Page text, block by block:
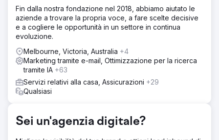
basata sull'intelligenza artificiale per raggiungere gli
acquirenti con un alto intento di acquisto, ricostruito il
funnel di sviluppo delle email per migliorare la
fidelizzazione, ottimizzato gli annunci Google e Meta per
un ROI migliore e integrato HubSpot CRM per una visibilità
completa della pipeline di vendita e un monitoraggio delle
prestazioni.
Risultato
In sei mesi, le vendite online sono aumentate del 109%,
cliente ha ottenuto informazioni sulle vendite in tempo
reale, consentendo un processo decisionale più rapido e
Fin dalla nostra fondazione nel 2018, abbiamo aiutato le
aziende a trovare la propria voce, a fare scelte decisive
e a cogliere le opportunità in un settore in continua
evoluzione.
Melbourne, Victoria, Australia +4
Marketing tramite e-mail, Ottimizzazione per la ricerca
tramite IA +63
Servizi relativi alla casa, Assicurazioni +29
Qualsiasi
Sei un'agenzia digitale?